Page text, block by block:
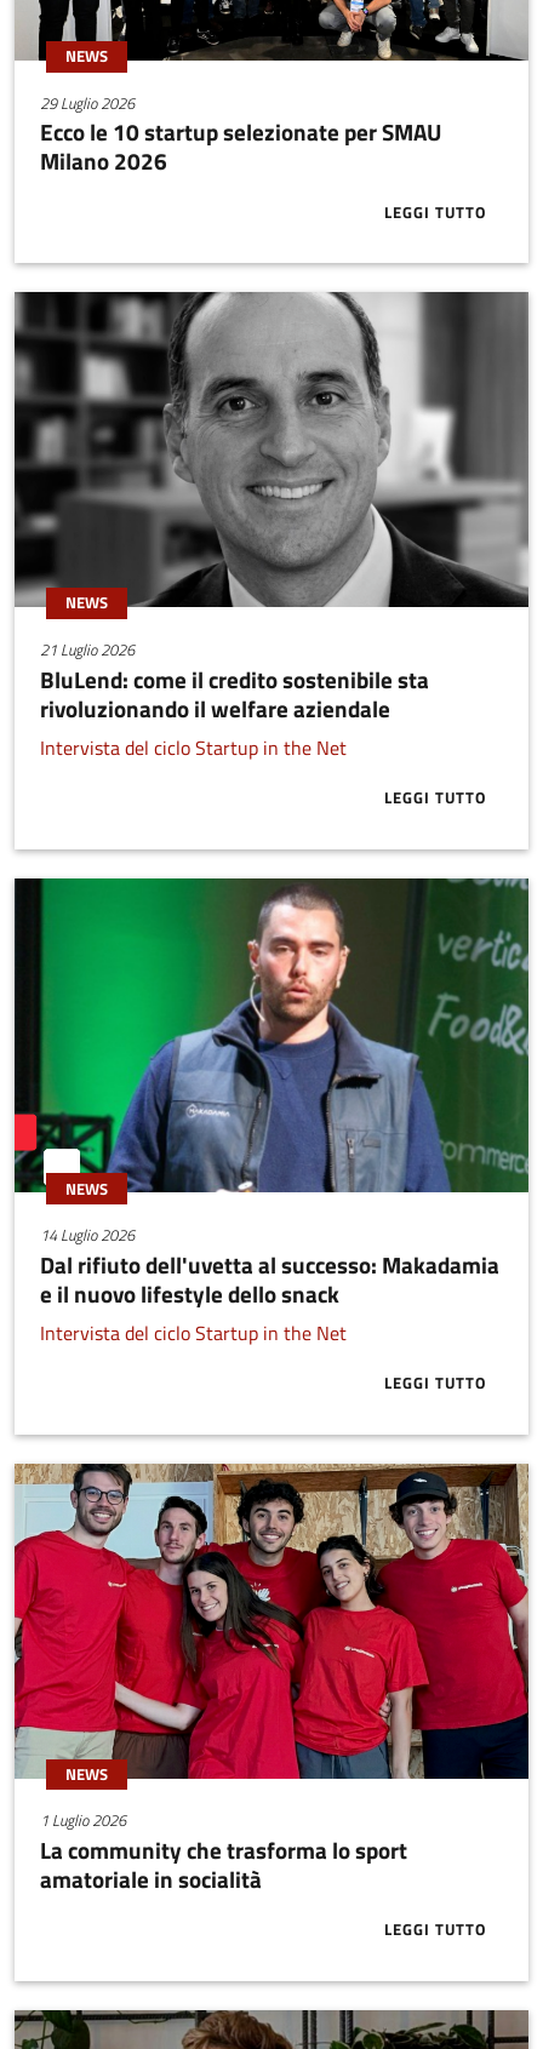
NEWS
29 Luglio 2026
Ecco le 10 startup selezionate per SMAU
Milano 2026
LEGGI TUTTO
ABOUT
NEWS
21 Luglio 2026
BluLend: come il credito sostenibile sta
rivoluzionando il welfare aziendale
Intervista del ciclo Startup in the Net
LEGGI TUTTO
ABOUT
NEWS
14 Luglio 2026
Dal rifiuto dell'uvetta al successo: Makadamia
e il nuovo lifestyle dello snack
Intervista del ciclo Startup in the Net
LEGGI TUTTO
ABOUT DAL
NEWS
1 Luglio 2026
La community che trasforma lo sport
amatoriale in socialità
LEGGI TUTTO
ABOUT LA